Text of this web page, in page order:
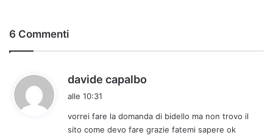
6 Commenti
davide capalbo
e
t
alle 10:31
vorrei fare la domanda di bidello ma non trovo il
sito come devo fare grazie fatemi sapere ok